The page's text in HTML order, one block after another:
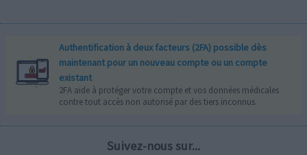
Authentification à deux facteurs (2FA) possible dès
maintenant pour un nouveau compte ou un compte
existant
2FA aide à protéger votre compte et vos données médicales
contre tout accès non autorisé par des tiers inconnus.
Suivez-nous sur...